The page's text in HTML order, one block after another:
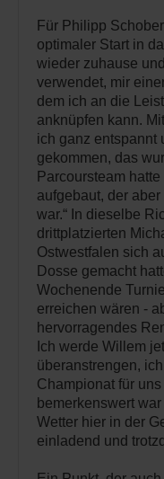
Für Philipp
optimaler Start in
wieder zuhause
verwendet, mir
dem ich an die
anknüpfen kann.
ich ganz entspannt
gekommen, das
Parcoursteam
aufgebaut, der
war.“ In dieselbe
drittplatzierten
Ostwestfalen sich
Dosse gemacht
Wochenende
erreichen wären -
hervorragendes
Ich werde Willem
überanstrengen,
Championat für
bemerkenswert
Wetter hier in der
einladend und